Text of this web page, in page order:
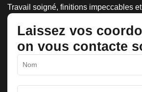
Travail soigné, finitions impeccables
Laissez vos
on vous contacte